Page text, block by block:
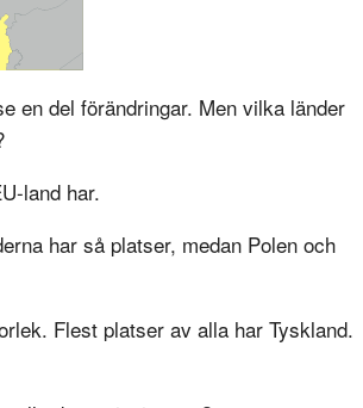
en del förändringar. Men vilka länder
land har.
har så platser, medan Polen och
Flest platser av alla har Tyskland.